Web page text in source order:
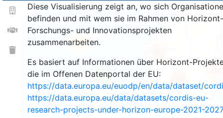
Diese Visualisierung zeigt an, wo sich
befinden und mit wem sie im Rahmen von Horizont-
Forschungs- und Innovationsprojekten
zusammenarbeiten.
Es basiert auf Informationen über Horizont-
die im Offenen Datenportal der EU:
https://data.europa.eu/euodp/en/data/dataset/
https://data.europa.eu/data/datasets/cordis-eu-
research-projects-under-horizon-europe-2021-2027
9
25